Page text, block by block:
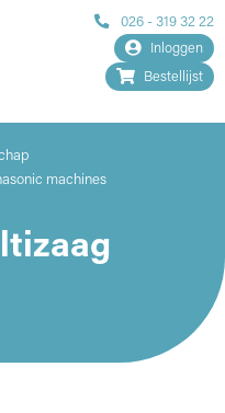
026 - 319 32 22
Inloggen
Bestellijst
machines